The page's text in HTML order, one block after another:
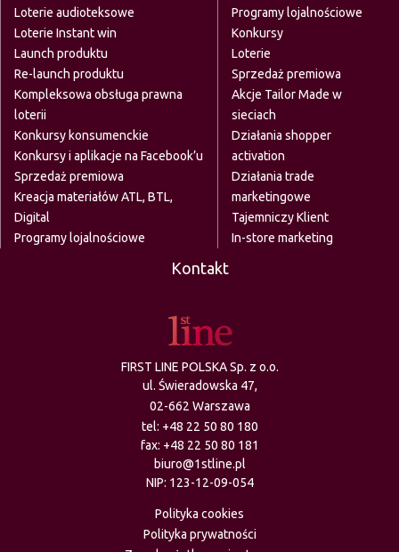
Loterie audioteksowe
Loterie Instant win
Launch produktu
Re-launch produktu
Kompleksowa obsługa prawna
loterii
Konkursy konsumenckie
Konkursy i aplikacje na Facebook’u
Sprzedaż premiowa
Kreacja materiałów ATL, BTL,
Digital
Programy lojalnościowe
Programy lojalnościowe
Konkursy
Loterie
Sprzedaż premiowa
Akcje Tailor Made w
sieciach
Działania shopper
activation
Działania trade
marketingowe
Tajemniczy Klient
In-store marketing
Kontakt
FIRST LINE POLSKA Sp. z o.o.
ul. Świeradowska 47,
02-662 Warszawa
tel: +48 22 50 80 180
fax: +48 22 50 80 181
biuro@1stline.pl
NIP: 123-12-09-054
Polityka cookies
Polityka prywatności